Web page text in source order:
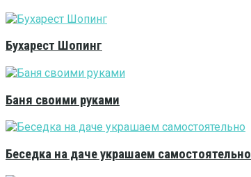
Бухарест Шопинг
Баня своими руками
Беседка на даче украшаем самостоятельно